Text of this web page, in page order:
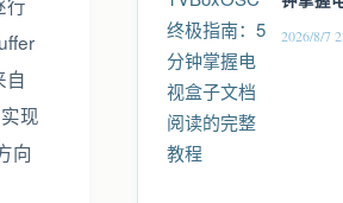
2026/8/7